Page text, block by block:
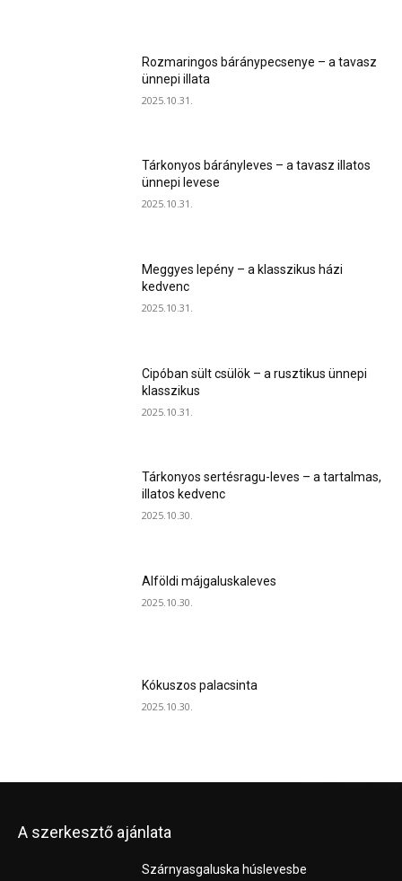
Rozmaringos báránypecsenye – a tavasz
ünnepi illata
2025.10.31.
Tárkonyos bárányleves – a tavasz illatos
ünnepi levese
2025.10.31.
Meggyes lepény – a klasszikus házi
kedvenc
2025.10.31.
Cipóban sült csülök – a rusztikus ünnepi
klasszikus
2025.10.31.
Tárkonyos sertésragu-leves – a tartalmas,
illatos kedvenc
2025.10.30.
Alföldi májgaluskaleves
2025.10.30.
Kókuszos palacsinta
2025.10.30.
A szerkesztő ajánlata
Szárnyasgaluska húslevesbe